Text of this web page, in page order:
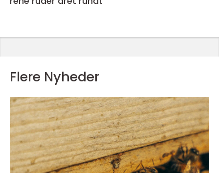
Flere Nyheder